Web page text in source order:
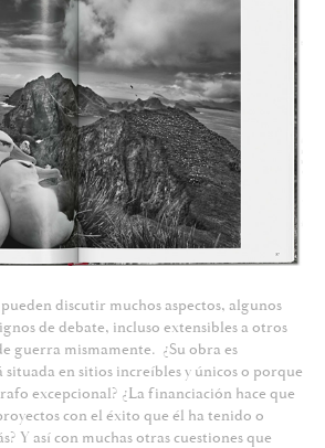
discutir muchos aspectos, algunos
de debate, incluso extensibles a otros
guerra mismamente. ¿Su obra es
en sitios increíbles y únicos o porque
excepcional? ¿La financiación hace que
con el éxito que él ha tenido o
Y así con muchas otras cuestiones que